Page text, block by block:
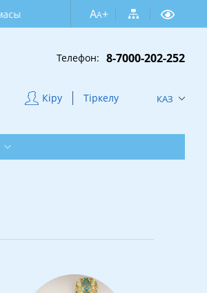
AA+
Телефон: 8-7000-202-252
Кіру Тіркелу КАЗ